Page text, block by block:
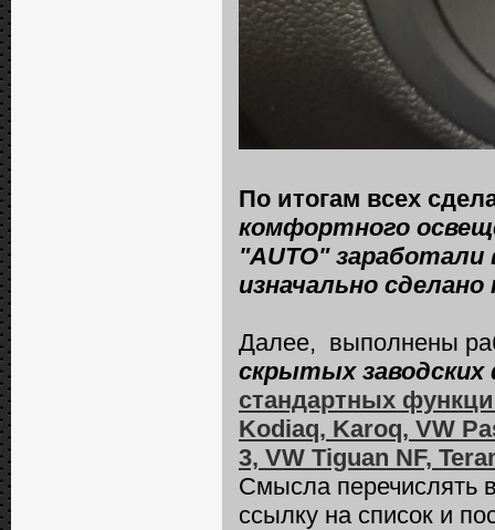
По итогам всех
комфортного
"AUTO"
изначально сделано
Далее, выполнены
скрытых заводских
стандартных
Kodiaq, Karoq, VW
3, VW Tiguan NF,
Смысла перечислять
ссылку на список и